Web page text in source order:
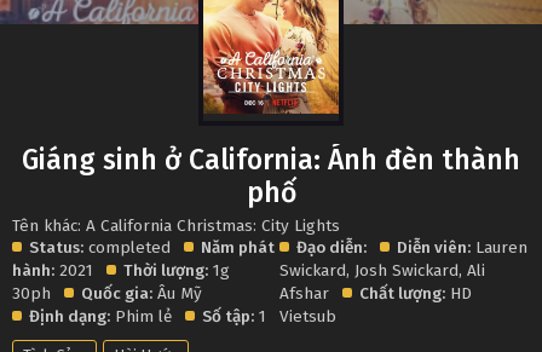
Giáng sinh ở California: Ánh đèn thành
phố
Tên khác: A California Christmas: City Lights
Status: completed
Năm phát
hành: 2021 Thời lượng: 1g
30ph
Quốc gia: Âu Mỹ
Định dạng: Phim lẻ Số tập: 1
Đạo diễn: Diễn viên: Lauren
Swickard, Josh Swickard,Ali
Afshar
Chất lượng:
Vietsub